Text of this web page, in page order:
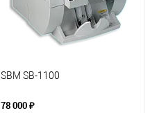
SBM SB-1100
78 000 ₽